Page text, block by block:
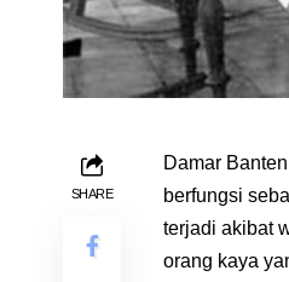
SHARE
Damar
berfungsi
terjadi akibat
orang kaya